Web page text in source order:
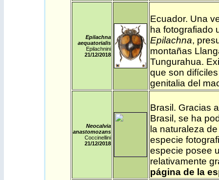
Epilachna
aequatorialis
Epilachnini
21/12/2018
Ecuador. Una
ha fotografiado
Epilachna,
montañas
Tungurahua.
que son
genitalia del
Neocalvia
anastomozans
Coccinellini
21/12/2018
Brasil . Gracias
Brasil, se ha
la naturaleza
especie
especie posee
relativamente
página de la